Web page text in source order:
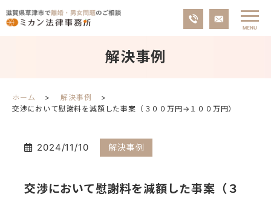
解決事例
ホーム
解決事例
交渉において慰謝料を減額した事案（３００万円→１００万円）
2024/11/10 解決事例
交渉において慰謝料を減額した事案（３